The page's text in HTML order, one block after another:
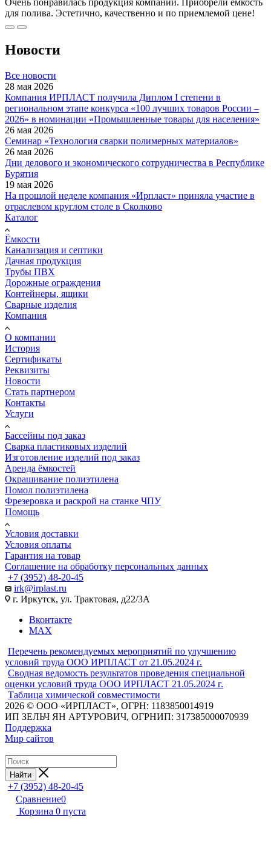
для полива. Эстетично, качественно и по приемлемой цене!
Новости
Все новости
28 мая 2026
Компания ИРПЛАСТ получила Диплом I степени в
региональном этапе конкурса «100 лучших товаров России –
2026» в номинации «Промышленные товары для населения»
26 мая 2026
Семинар «Технология сварки полимерных материалов»
26 мая 2026
Дни делового и экономического сотрудничества в Республике
Бурятия
19 мая 2026
На прошлой неделе компания «Ирпласт» приняла участие в
отраслевом круглом столе в Сколково
Каталог
Ёмкости
Канализация и септики
Дачная продукция
Трубы ПВХ
Дорожные ограждения
Контейнеры, ящики
Сварные изделия
Компания
О компании
История
Сертификаты
Реквизиты
Новости
Стать партнером
Контакты
Услуги
Бассейны под заказ
Сварка пластиковых изделий
Изготовление изделий под заказ
Аренда ёмкостей
Окрашивание полиэтилена
Помол полиэтилена
Фрезеровка и раскрой на станке ЧПУ
Помощь
Условия доставки
Условия оплаты
Гарантия на товар
Соглашение на обработку персональных данных
+7 (3952) 48-20-45
irk@irplast.ru
г. Иркутск, ул. Трактовая, д22/3А
Вконтакте
MAX
Перечень рекомендуемых мероприятий по улучшению
условий труда ООО ИРПЛАСТ от 21.05.2024 г.
Сводная ведомость результатов проведения специальной
оценки условий труда ООО ИРПЛАСТ 21.05.2024 г.
Таблица химической совместимости
2026 © ООО «ИРПЛАСТ», ОГРН: 1183850014919
ИП ЗЕЛЬЧ ЯН АРТУРОВИЧ, ОГРНИП: 317385000070939
Поддержка
Мир сайтов
Найти
+7 (3952) 48-20-45
Сравнение0
Корзина 0 пуста